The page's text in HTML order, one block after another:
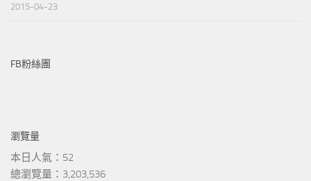
2015-04-23
FB粉絲團
瀏覽量
本日人氣：52
總瀏覽量：3,203,536